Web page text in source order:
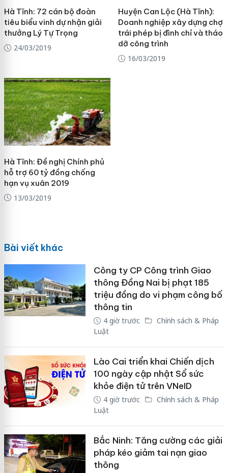
Hà Tĩnh: 72 cán bộ đoàn
tiêu biểu vinh dự nhận giải
thưởng Lý Tự Trọng
24/03/2019
Huyện Can Lộc (Hà Tĩnh):
Doanh nghiệp xây dựng chợ
trái phép bị đình chỉ và tháo
dỡ công trình
16/03/2019
Hà Tĩnh: Đề nghị Chính phủ
hỗ trợ 60 tỷ đồng chống
hạn vụ xuân 2019
13/03/2019
Bài viết khác
Công ty CP Công trình Giao
thông Đồng Nai bị phạt 185
triệu đồng do vi phạm công bố
thông tin
4 giờ trước
Chính sách & Pháp
Luật
Lào Cai triển khai Chiến dịch
100 ngày cập nhật Sổ sức
khỏe điện tử trên VNeID
4 giờ trước
Chính sách & Pháp
Luật
Bắc Ninh: Tăng cường các giải
pháp kéo giảm tai nạn giao
thông